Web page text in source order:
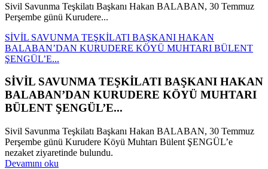
Sivil Savunma Teşkilatı Başkanı Hakan BALABAN, 30 Temmuz
Perşembe günü Kurudere...
SİVİL SAVUNMA TEŞKİLATI BAŞKANI HAKAN
BALABAN’DAN KURUDERE KÖYÜ MUHTARI BÜLENT
ŞENGÜL’E...
SİVİL SAVUNMA TEŞKİLATI BAŞKANI HAKAN
BALABAN’DAN KURUDERE KÖYÜ MUHTARI
BÜLENT ŞENGÜL’E...
Sivil Savunma Teşkilatı Başkanı Hakan BALABAN, 30 Temmuz
Perşembe günü Kurudere Köyü Muhtarı Bülent ŞENGÜL’e
nezaket ziyaretinde bulundu.
Devamını oku